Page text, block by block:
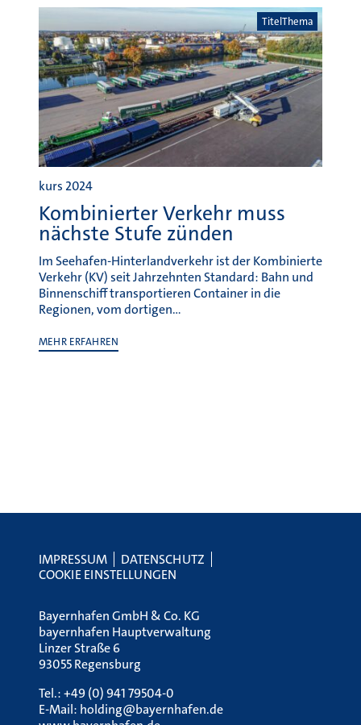
TitelThema
kurs 2024
Kombinierter Verkehr muss
nächste Stufe zünden
Im Seehafen-Hinterlandverkehr ist der Kombinierte
Verkehr (KV) seit Jahrzehnten Standard: Bahn und
Binnenschiff transportieren Container in die
Regionen, vom dortigen…
MEHR ERFAHREN
IMPRESSUM
DATENSCHUTZ
COOKIE EINSTELLUNGEN
Bayernhafen GmbH & Co. KG
bayernhafen Hauptverwaltung
Linzer Straße 6
93055 Regensburg
Tel.:+49 (0) 941 79504-0
E-Mail: holding@bayernhafen.de